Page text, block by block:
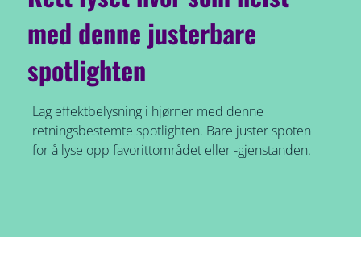
med denne justerbare
spotlighten
Lag effektbelysning i hjørner med denne
retningsbestemte spotlighten. Bare juster spoten
for å lyse opp favorittområdet eller -gjenstanden.